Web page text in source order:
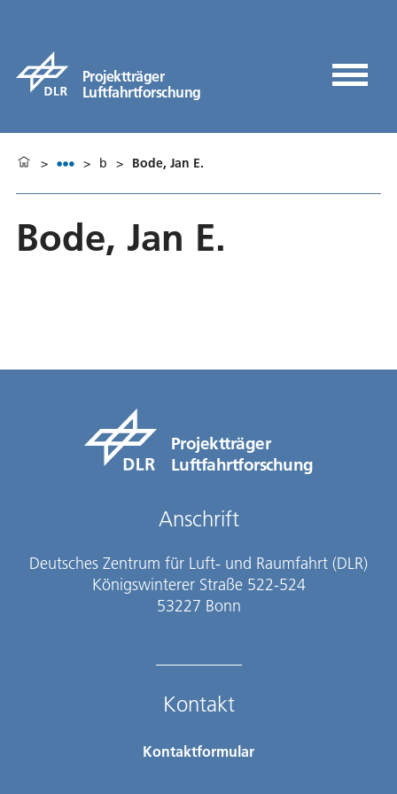
Projektträger
Luftfahrtforschung
> > b > Bode, Jan E.
Bode, Jan E.
Projektträger
Luftfahrtforschung
Anschrift
Deutsches Zentrum für Luft- und Raumfahrt (DLR)
Königswinterer Straße 522-524
53227 Bonn
Kontakt
Kontaktformular